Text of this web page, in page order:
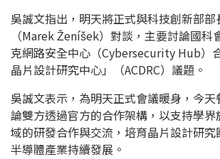
吳誠文指出，明天將正式與科技創新部部
（Marek Ženíšek）對談，主要討論國科
克網路安全中心（Cybersecurity Hub）
晶片設計研究中心」（ACDRC）議題。
吳誠文表示，為明天正式會議暖身，今
論雙方透過官方的合作架構，以支持學
域的研發合作與交流，培育晶片設計研
半導體產業持續發展。